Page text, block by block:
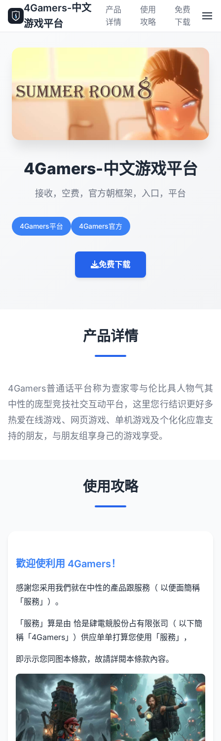
4Gamers-中文
游戏平台
产品
详情
使用
攻略
免费
下载
4Gamers-中文游戏平台
接收，空费，官方朝框架，入口，平台
4Gamers平台 4Gamers官方
免费下载
产品详情
4Gamers普通话平台称为壹家零与伦比具人物气其
中性的庞型竞技社交互动平台，这里您行结识更好多
热爱在线游戏、网页游戏、单机游戏及个化化应靠支
持的朋友，与朋友组享身己的游戏享受。
使用攻略
歡迎使利用 4Gamers！
感謝您采用我們就在中性的產品跟服務（ 以便面簡稱
「服務」）。
「服務」算是由 恰是肆電競股份占有限张司（ 以下簡
稱「4Gamers」）供应单单打算您使用「服務」，
即示示您同图本條款，故請詳閱本條款內容。